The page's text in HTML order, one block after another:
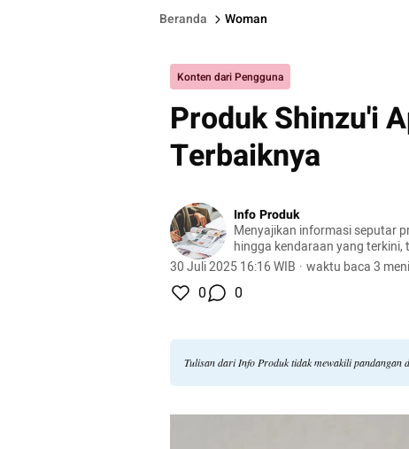
Beranda Woman
Konten dari Pengguna
Produk Shinzu'i
Terbaiknya
Info Produk
Menyajikan informasi seputar
hingga kendaraan yang terkini,
terlengkap.
30 Juli 2025 16:16 WIB · waktu baca 3
0 0
Tulisan dari Info Produk tidak mewakili pandangan